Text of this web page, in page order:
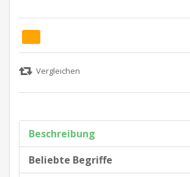
Beschreibung
Beliebte Begriffe